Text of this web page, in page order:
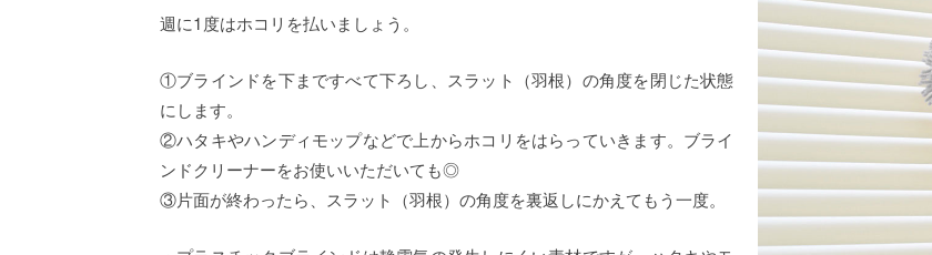
週に1度はホコリを払いましょう。
①ブラインドを下まですべて下ろし、スラット（羽根）の角度を閉じた状態
にします。
②ハタキやハンディモップなどで上からホコリをはらっていきます。ブライ
ンドクリーナーをお使いいただいても◎
③片面が終わったら、スラット（羽根）の角度を裏返しにかえてもう一度。